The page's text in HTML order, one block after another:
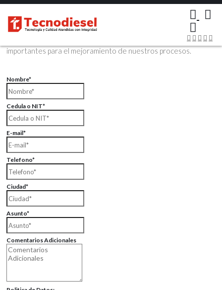
Contáctenos Vía Email
Envíenos sus datos con sus comentarios, sus opiniones son muy
importantes para el mejoramiento de nuestros procesos.
Nombre*
Cedula o NIT*
E-mail*
Telefono*
Ciudad*
Asunto*
Comentarios Adicionales